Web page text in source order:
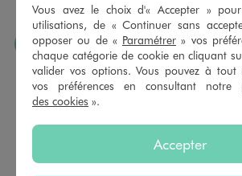
conditions en magasins.
J’AIME FAIRE PLAISIR
Nous vous proposons des cartes
montant au choix entre 10€ et 150€.
GÉMO sont valables 1 an, utilisables
dans de jolies enveloppes pour toutes
Vous avez le choix d'« Accepter »
utilisations, de « Continuer sans
opposer ou de « Paramétrer » vos
chaque catégorie de cookie en cliquant
valider vos options. Vous pouvez à tout
vos préférences en consultant
des cookies ».
Accepter